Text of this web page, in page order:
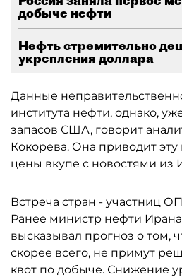
добыче нефти
Нефть стремительно
укрепления доллара
Данные
института нефти, однако,
запасов США, говорит
Кокорева. Она приводит
цены вкупе с новостями из
Встреча стран - участниц
Ранее министр нефти
высказывал прогноз о том,
скорее всего, не примут
квот по добыче. Снижение